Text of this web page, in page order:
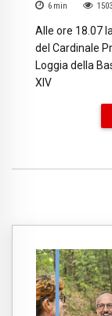
6 min 1503
Alle ore 18.07
del Cardinale
Loggia della
XIV